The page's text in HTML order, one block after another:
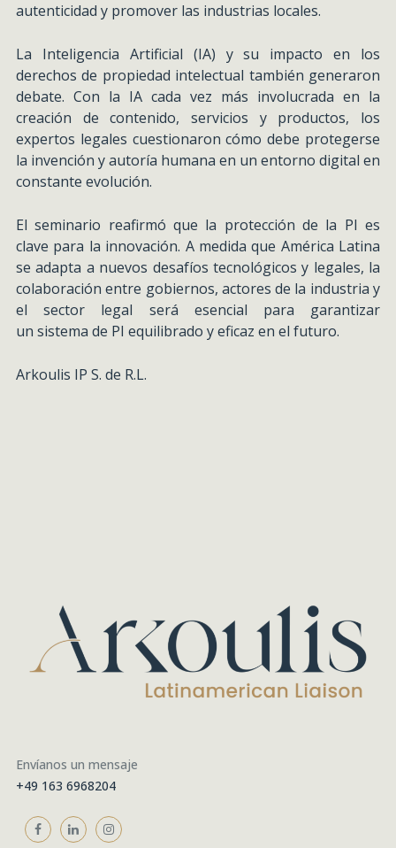
autenticidad y promover las industrias locales.
La Inteligencia Artificial (IA) y su impacto en los
derechos de propiedad intelectual también generaron
debate. Con la IA cada vez más involucrada en la
creación de contenido, servicios y productos, los
expertos legales cuestionaron cómo debe protegerse
la invención y autoría humana en un entorno digital en
constante evolución.
El seminario reafirmó que la protección de la PI es
clave para la innovación. A medida que América Latina
se adapta a nuevos desafíos tecnológicos y legales, la
colaboración entre gobiernos, actores de la industria y
el sector legal será esencial para garantizar
un sistema de PI equilibrado y eficaz en el futuro.
Arkoulis IP S. de R.L.
Envíanos un mensaje
+49 163 6968204